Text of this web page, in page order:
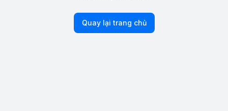
Quay lại trang chủ